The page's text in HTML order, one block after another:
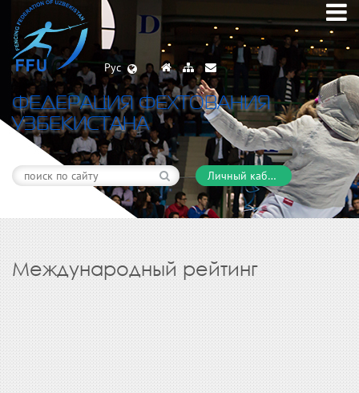
Рус
ФЕДЕРАЦИЯ ФЕХТОВАНИЯ
УЗБЕКИСТАНА
Личный кабинет
Международный рейтинг